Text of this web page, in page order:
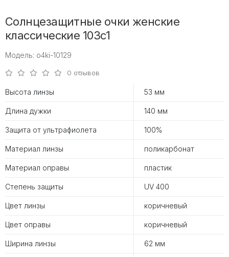
Солнцезащитные очки женские
классические 103c1
Модель: o4ki-10129
0 отзывов
Высота линзы 53 мм
Длина дужки 140 мм
Защита от ультрафиолета 100%
Материал линзы поликарбонат
Материал оправы пластик
Степень защиты UV 400
Цвет линзы коричневый
Цвет оправы коричневый
Ширина линзы 62 мм